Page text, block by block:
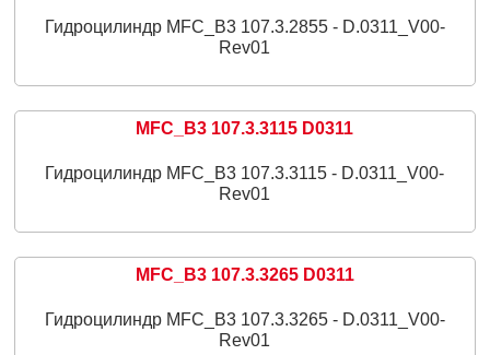
Гидроцилиндр MFC_B3 107.3.2855 - D.0311_V00-
Rev01
MFC_B3 107.3.3115 D0311
Гидроцилиндр MFC_B3 107.3.3115 - D.0311_V00-
Rev01
MFC_B3 107.3.3265 D0311
Гидроцилиндр MFC_B3 107.3.3265 - D.0311_V00-
Rev01